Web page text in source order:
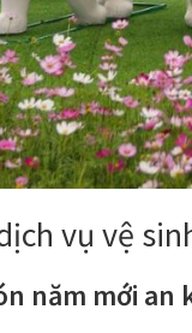
vụ vệ
năm mới